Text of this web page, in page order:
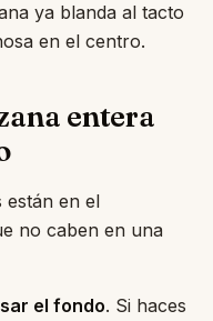
ya blanda al tacto
en el centro.
entera
están en el
no caben en una
el fondo. Si haces